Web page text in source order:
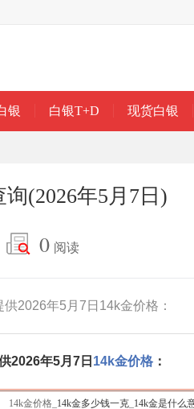
银 白银T+D 现货白银
(2026年5月7日)
0 阅读
2026年5月7日14k金价格：
2026年5月7日 14k金价格 ：
14k金价格_ 14k金多少钱一克 14k金是什么